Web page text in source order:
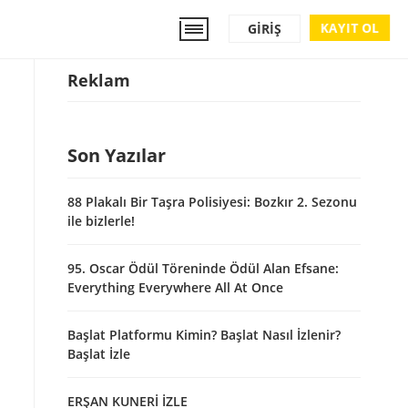
KAYIT OL
GIRIŞ
Reklam
Son Yazılar
88 Plakalı Bir Taşra Polisiyesi: Bozkır 2. Sezonu
ile bizlerle!
95. Oscar Ödül Töreninde Ödül Alan Efsane:
Everything Everywhere All At Once
Başlat Platformu Kimin? Başlat Nasıl İzlenir?
Başlat İzle
ERŞAN KUNERİ İZLE